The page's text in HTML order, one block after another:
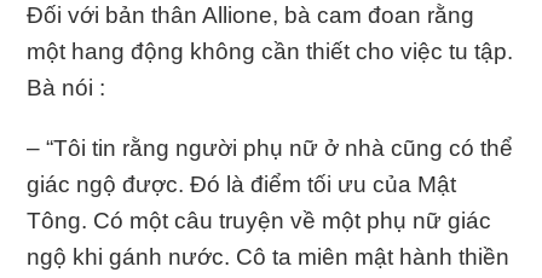
Đối với bản thân Allione, bà cam đoan rằng
một hang động không cần thiết cho việc tu tập.
Bà nói :
– “Tôi tin rằng người phụ nữ ở nhà cũng có thể
giác ngộ được. Đó là điểm tối ưu của Mật
Tông. Có một câu truyện về một phụ nữ giác
ngộ khi gánh nước. Cô ta miên mật hành thiền